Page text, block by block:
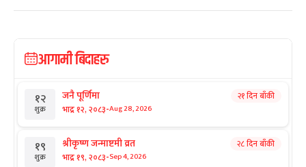
आगामी बिदाहरु
१२
शुक्र
जनै पूर्णिमा
भाद्र १२, २०८३-Aug 28, 2026
२१ दिन बाँकी
१९
शुक्र
श्रीकृष्ण जन्माष्टमी व्रत
भाद्र १९, २०८३-Sep 4, 2026
२८ दिन बाँकी